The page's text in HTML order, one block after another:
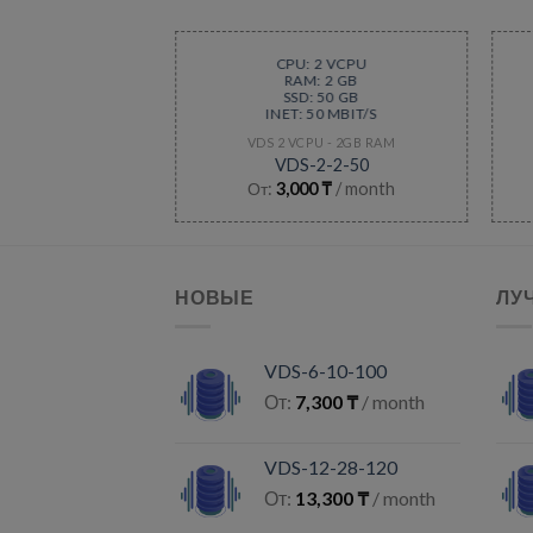
CPU: 2 VCPU
RAM: 2 GB
SSD: 50 GB
INET: 50 MBIT/S
VDS 2 VCPU - 2GB RAM
VDS-2-2-50
От:3,000₸ / month
НОВЫЕ
VDS-6-10-100
От: 7,300₸ / month
VDS-12-28-120
От: 13,300₸ / month